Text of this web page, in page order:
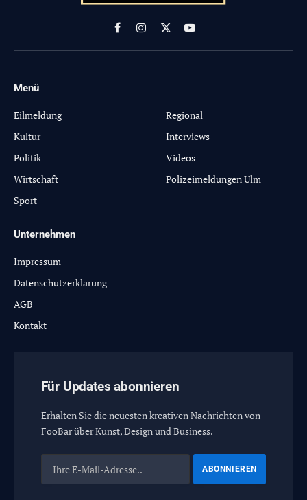
FacebookInstagram
X
(Twitter)
YouTube
Menü
Eilmeldung
Kultur
Politik
Wirtschaft
Sport
Regional
Interviews
Videos
Polizeimeldungen Ulm
Unternehmen
Impressum
Datenschutzerklärung
AGB
Kontakt
Für Updates abonnieren
Erhalten Sie die neuesten kreativen Nachrichten von
FooBar über Kunst, Design und Business.